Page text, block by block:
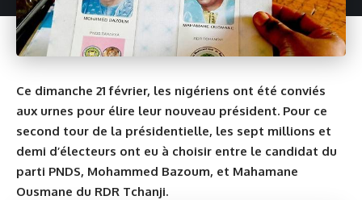
Ce dimanche 21 février, les nigériens ont été conviés
aux urnes pour élire leur nouveau président. Pour ce
second tour de la présidentielle, les sept millions et
demi d’électeurs ont eu à choisir entre le candidat du
parti PNDS, Mohammed Bazoum, et Mahamane
Ousmane du RDR Tchanji.